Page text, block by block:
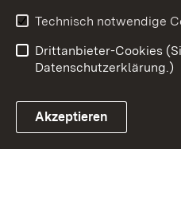
Benutzungshinweise
Technisch notwendige
Drittanbieter-Cookies
Datenschutzerklärung.)
Akzeptieren